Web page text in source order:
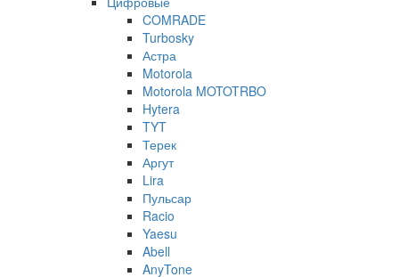
COMRADE
Turbosky
Астра
Motorola
Motorola MOTOTRBO
Hytera
TYT
Терек
Аргут
Lira
Пульсар
Racio
Yaesu
Abell
AnyTone